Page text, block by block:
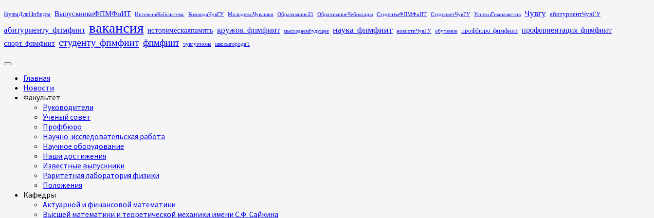
Перейти
содержимому
ВузыДляПобеды ВыпускникиФПМФиИТ ИнтенсивКейсистемс КомандаЧувГУ МолодежьЧувашии Образование21 ОбразованиеЧебоксары СтудентыФПМФиИТ СтудсоветЧувГУ УспехиГимназистов Чувгу абитуриентЧувГУ
абитуриенту_фпмфиит вакансия историческаяпамять кружок_фпмфиит мысоздаембудущее наука_фпмфиит новостиЧувГУ обучение профбюро_фпмфиит профориентация_фпмфиит
спорт_фпмфиит студенту_фпмфиит фпмфиит чувгуэтомы школыгородаЧ
Основное
Главная
Новости
Факультет
Руководители
Ученый совет
Профбюро
Научно-исследовательская работа
Научное оборудование
Наши достижения
Известные выпускники
Раритетная лаборатория физики
Положения
Кафедры
Актуарной и финансовой математики
Высшей математики и теоретической механики имени С.Ф. Сайкина